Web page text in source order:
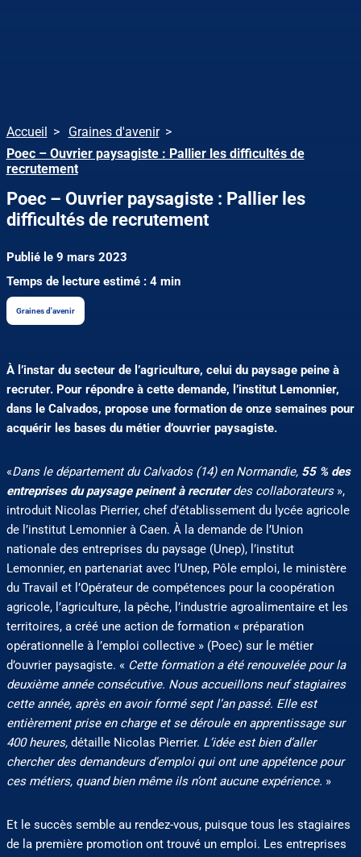
Accueil
Graines d'avenir
Poec – Ouvrier paysagiste : Pallier les difficultés de
recrutement
Poec – Ouvrier paysagiste : Pallier les
difficultés de recrutement
Publié le 9 mars 2023
Temps de lecture estimé : 4 min
Graines d'avenir
À l’instar du secteur de l’agriculture, celui du paysage peine à
recruter. Pour répondre à cette demande, l’institut Lemonnier,
dans le Calvados, propose une formation de onze semaines pour
acquérir les bases du métier d’ouvrier paysagiste.
«Dans le département du Calvados (14) en Normandie, 55 % des
entreprises du paysage peinent à recruterdes collaborateurs»,
introduit Nicolas Pierrier, chef d’établissement du lycée agricole
de l’institut Lemonnier à Caen. À la demande de l’Union
nationale des entreprises du paysage (Unep), l’institut
Lemonnier, en partenariat avec l’Unep, Pôle emploi, le ministère
du Travail et l’Opérateur de compétences pour la coopération
agricole, l’agriculture, la pêche, l’industrie agroalimentaire et les
territoires, a créé une action de formation « préparation
opérationnelle à l’emploi collective » (Poec) sur le métier
d’ouvrier paysagiste. « Cette formation a été renouvelée pour la
deuxième année consécutive. Nous accueillons neuf stagiaires
cette année, après en avoir formé sept l’an passé. Elle est
entièrement prise en charge et se déroule en apprentissage sur
400 heures,détaille Nicolas Pierrier. L’idée est bien d’aller
chercher des demandeurs d’emploi qui ont une appétence pour
ces métiers, quand bien même ils n’ont aucune expérience. »
Et le succès semble au rendez-vous, puisque tous les stagiaires
de la première promotion ont trouvé un emploi. Les entreprises